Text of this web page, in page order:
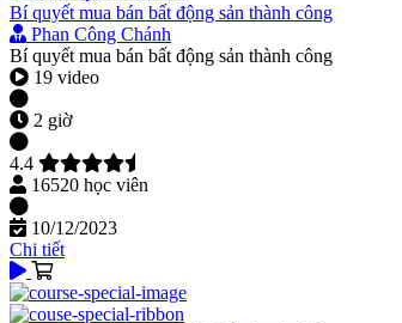
Bí quyết mua bán bất động sản thành công
Phan Công Chánh
Bí quyết mua bán bất động sản thành công
19 video
2 giờ
4.4
16520 học viên
10/12/2023
Chi tiết